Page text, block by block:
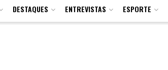
DESTAQUES ENTREVISTAS ESPORTE